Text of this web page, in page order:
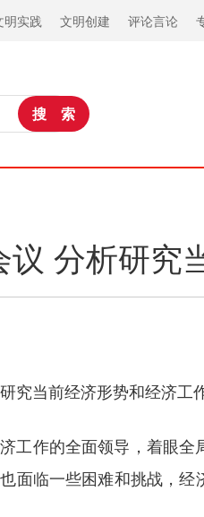
明实践 文明创建 评论言论
分析研究
究当前经济形势和经济工
工作的全面领导，着眼
面临一些困难和挑战，